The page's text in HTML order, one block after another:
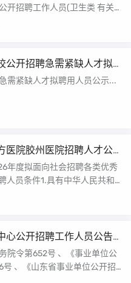
开招聘工作人员(卫生类 有关
公开招聘急需紧缺人才拟
需紧缺人才拟聘用人员公示...
医院胶州医院招聘人才公
年度拟面向社会招聘各类优秀
人员条件1.具有中华人民共和
心公开招聘工作人员公告
院令第652号 、《事业单位公
、《山东省事业单位公开招